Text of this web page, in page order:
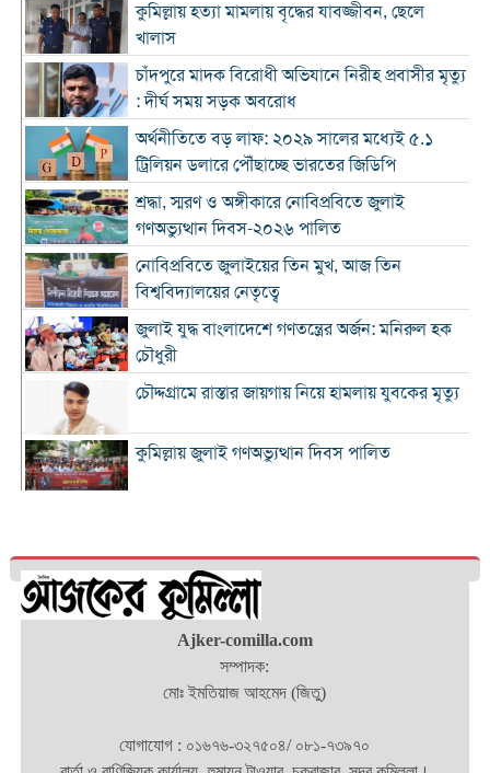
কুমিল্লায় হত্যা মামলায় বৃদ্ধের যাবজ্জীবন, ছেলে
খালাস
চাঁদপুরে মাদক বিরোধী অভিযানে নিরীহ প্রবাসীর মৃত্যু
: দীর্ঘ সময় সড়ক অবরোধ
অর্থনীতিতে বড় লাফ: ২০২৯ সালের মধ্যেই ৫.১
ট্রিলিয়ন ডলারে পৌঁছাচ্ছে ভারতের জিডিপি
শ্রদ্ধা, স্মরণ ও অঙ্গীকারে নোবিপ্রবিতে জুলাই
গণঅভ্যুত্থান দিবস-২০২৬ পালিত
নোবিপ্রবিতে জুলাইয়ের তিন মুখ, আজ তিন
বিশ্ববিদ্যালয়ের নেতৃত্বে
জুলাই যুদ্ধ বাংলাদেশে গণতন্ত্রের অর্জন: মনিরুল হক
চৌধুরী
চৌদ্দগ্রামে রাস্তার জায়গায় নিয়ে হামলায় যুবকের মৃত্যু
কুমিল্লায় জুলাই গণঅভ্যুত্থান দিবস পালিত
চৌদ্দগ্রামে জুলাই গণঅভ্যুত্থান দিবসে আলোচনা সভা
ও জুলাই যোদ্ধাদের সংবর্ধনা
‘জুলাই ২০২৪-এর আত্মত্যাগ এবং আমাদের নাগরিক
কুমিল্লায় তিন উপজেলার সব ধরনের নৌযান
কুমিল্লার কৃতি সন্তান আওসাফ চৌধুরী নতুন কুঁড়ি
Ajker-comilla.com
সম্পাদক:
মোঃ ইমতিয়াজ আহমেদ (জিতু)
যোগাযোগ : ০১৬৭৬-৩২৭৫০৪/ ০৮১-৭৩৯৭০